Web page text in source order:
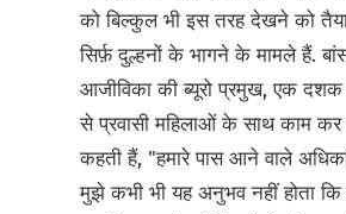
को बिल्कुल भी इस तरह देखने को
सिर्फ़ दुल्हनों के भागने के मामले हैं.
आजीविका की ब्यूरो प्रमुख, एक
से प्रवासी महिलाओं के साथ काम कर
कहती हैं, "हमारे पास आने वाले
मुझे कभी भी यह अनुभव नहीं होता